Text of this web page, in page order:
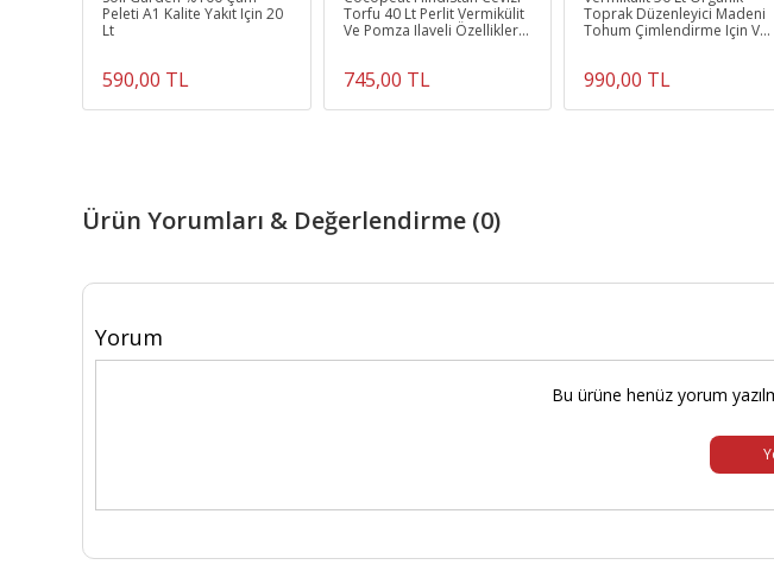
Peleti A1 Kalite Yakıt Için 20
Lt
590,00 TL
Torfu 40 Lt Perlit Vermikülit
Ve Pomza Ilaveli Özellikleri:
745,00 TL
Toprak Düzenleyici Madeni
Tohum Çimlendirme Için Ve
990,00 TL
Ürün Yorumları & Değerlendirme (0)
Yorum
Bu ürüne henüz yorum